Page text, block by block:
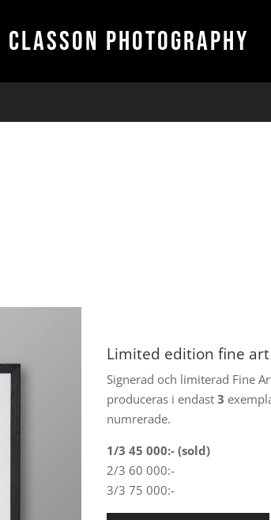
PHOTOGRAPHY
Limited edition fine
Signerad och limiterad Fine
produceras i endast 3
numrerade.
1/3 45 000:- (sold)
2/3 60 000:-
3/3 75 000:-